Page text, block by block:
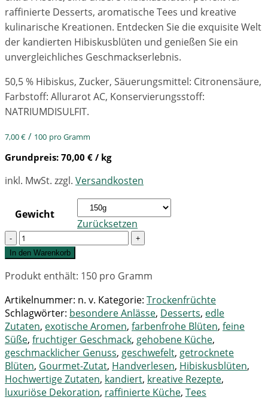
raffinierte Desserts, aromatische Tees und kreative
kulinarische Kreationen. Entdecken Sie die exquisite Welt
der kandierten Hibiskusblüten und genießen Sie ein
unvergleichliches Geschmackserlebnis.
50,5 % Hibiskus, Zucker, Säuerungsmittel: Citronensäure,
Farbstoff: Allurarot AC, Konservierungsstoff:
NATRIUMDISULFIT.
7,00€ / 100 pro Gramm
Grundpreis: 70,00 € / kg
inkl. MwSt. zzgl. Versandkosten
Gewicht
Zurücksetzen
Quantity
In den Warenkorb
Produkt enthält: 150 pro Gramm
Artikelnummer: n. v. Kategorie: Trockenfrüchte
Schlagwörter: besondere Anlässe, Desserts, edle
Zutaten, exotische Aromen, farbenfrohe Blüten, feine
Süße, fruchtiger Geschmack, gehobene Küche,
geschmacklicher Genuss, geschwefelt, getrocknete
Blüten, Gourmet-Zutat, Handverlesen, Hibiskusblüten,
Hochwertige Zutaten, kandiert, kreative Rezepte,
luxuriöse Dekoration, raffinierte Küche, Tees